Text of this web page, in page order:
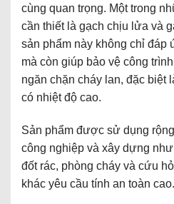
cùng quan trọng. Một trong
cần thiết là gạch chịu lửa và
sản phẩm này không chỉ đáp
mà còn giúp bảo vệ công
ngăn chặn cháy lan, đặc biệt
có nhiệt độ cao.
Sản phẩm được sử dụng
công nghiệp và xây dựng
đốt rác, phòng cháy và cứu
khác yêu cầu tính an toàn cao.